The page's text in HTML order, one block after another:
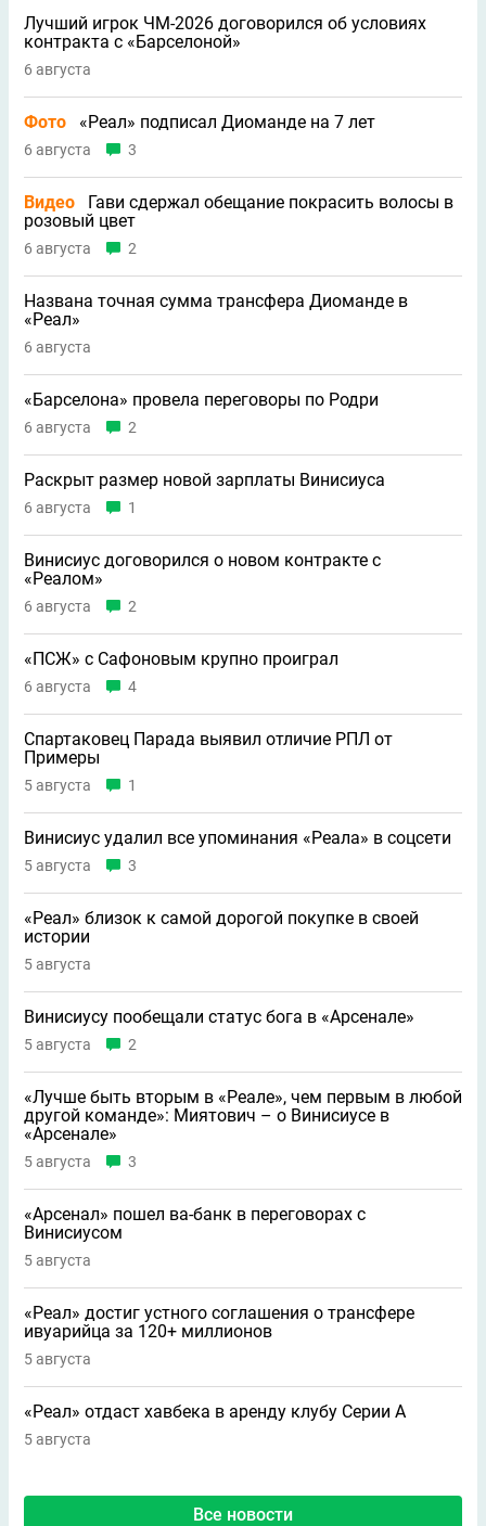
Лучший игрок ЧМ-2026 договорился об условиях
контракта с «Барселоной»
6 августа
Фото «Реал» подписал Диоманде на 7 лет
6 августа 3
Видео
Гави сдержал обещание покрасить волосы в
розовый цвет
6 августа 2
Названа точная сумма трансфера Диоманде в
«Реал»
6 августа
«Барселона» провела переговоры по Родри
6 августа 2
Раскрыт размер новой зарплаты Винисиуса
6 августа 1
Винисиус договорился о новом контракте с
«Реалом»
6 августа 2
«ПСЖ» с Сафоновым крупно проиграл
6 августа 4
Спартаковец Парада выявил отличие РПЛ от
Примеры
5 августа 1
Винисиус удалил все упоминания «Реала» в соцсети
5 августа 3
«Реал» близок к самой дорогой покупке в своей
истории
5 августа
Винисиусу пообещали статус бога в «Арсенале»
5 августа 2
«Лучше быть вторым в «Реале», чем первым в любой
другой команде»: Миятович – о Винисиусе в
«Арсенале»
5 августа 3
«Арсенал» пошел ва-банк в переговорах с
Винисиусом
5 августа
«Реал» достиг устного соглашения о трансфере
ивуарийца за 120+ миллионов
5 августа
«Реал» отдаст хавбека в аренду клубу Серии A
5 августа
Все новости